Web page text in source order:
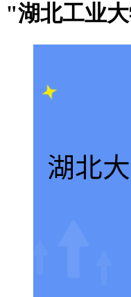
"湖北工业